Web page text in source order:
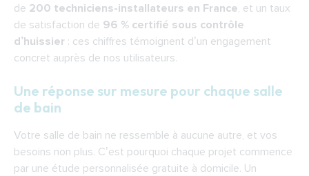
de 200 techniciens-installateurs en France, et un taux
de satisfaction de 96 % certifié sous contrôle
d’huissier : ces chiffres témoignent d’un engagement
concret auprès de nos utilisateurs.
Une réponse sur mesure pour chaque salle
de bain
Votre salle de bain ne ressemble à aucune autre, et vos
besoins non plus. C’est pourquoi chaque projet commence
par une étude personnalisée gratuite à domicile. Un